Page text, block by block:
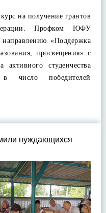
на получение грантов
Профком ЮФУ
«Поддержка
просвещения» с
студенчества
число победителей
нуждающихся